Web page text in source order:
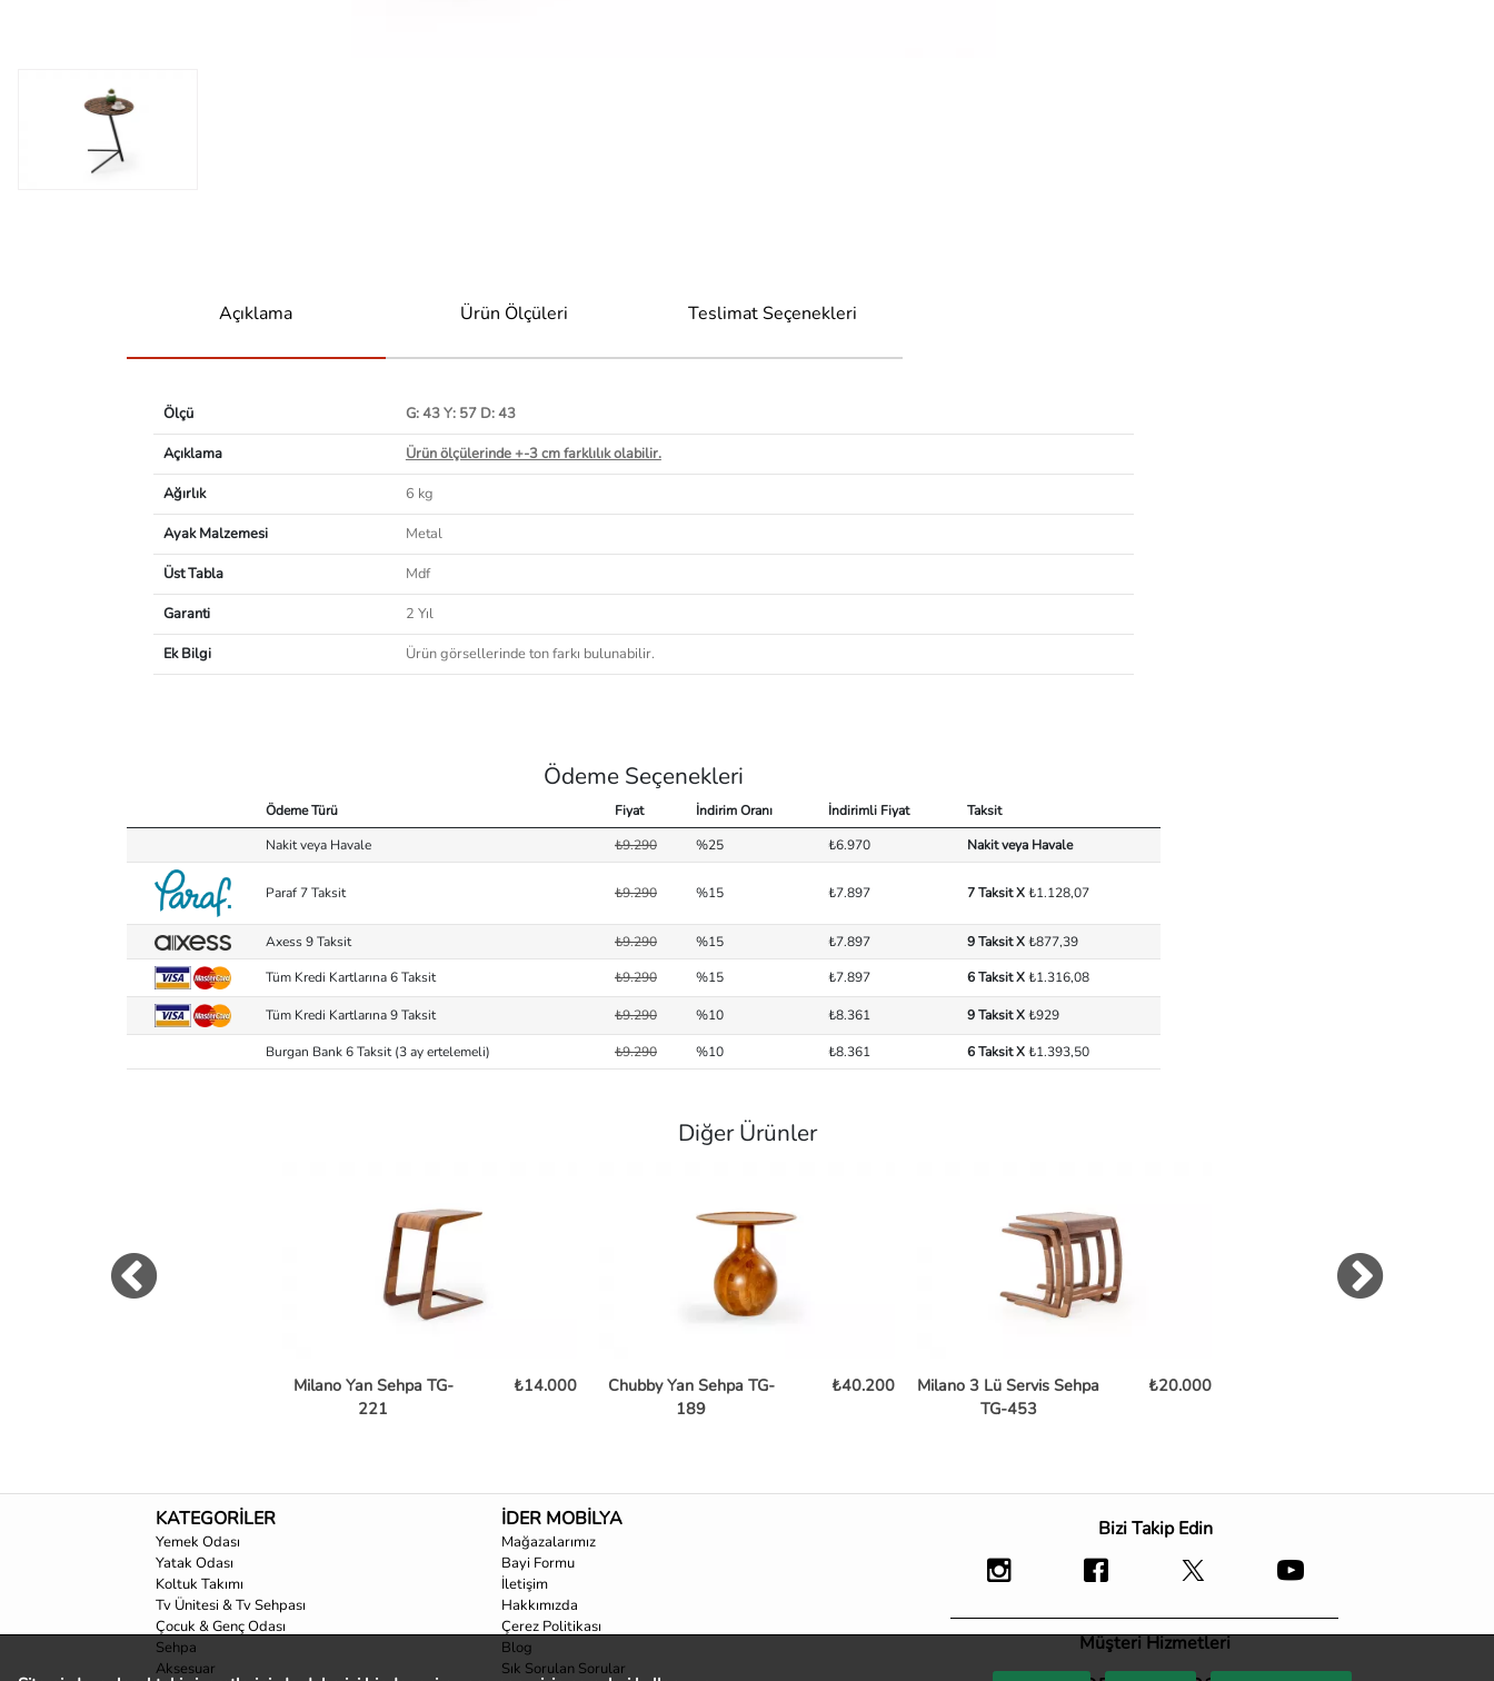
Açıklama Ürün Ölçüleri Teslimat Seçenekleri
Ölçü
G: 43 Y: 57 D: 43
Açıklama
Ürün ölçülerinde +-3 cm farklılık olabilir.
Ağırlık
6 kg
Ayak Malzemesi
Metal
Üst Tabla
Mdf
Garanti
2 Yıl
Ek Bilgi
Ürün görsellerinde ton farkı bulunabilir.
Ödeme Seçenekleri
Ödeme Türü Fiyat İndirim Oranı İndirimli Fiyat
Taksit
Nakit veya Havale
₺9.290 %25 ₺6.970 Nakit veya Havale
Paraf 7 Taksit ₺9.290 %15 ₺7.897 7 Taksit X₺1.128,07
Axess 9 Taksit ₺9.290 %15 ₺7.897 9 Taksit X₺877,39
Tüm Kredi Kartlarına 6 Taksit
₺9.290 %15 ₺7.897 6 Taksit X₺1.316,08
Tüm Kredi Kartlarına 9 Taksit ₺9.290 %10 ₺8.361 9 Taksit X₺929
Burgan Bank 6 Taksit (3 ay ertelemeli) ₺9.290 %10 ₺8.361 6 Taksit X₺1.393,50
Diğer Ürünler
Milano Yan Sehpa TG-
221
₺14.000
Chubby Yan Sehpa TG-
189
₺40.200
Milano 3 Lü Servis Sehpa
TG-453
₺20.000
KATEGORİLER
Yemek Odası
Yatak Odası
Koltuk Takımı
Tv Ünitesi & Tv Sehpası
Çocuk & Genç Odası
Sehpa
Aksesuar
İDER MOBİLYA
Mağazalarımız
Bayi Formu
İletişim
Hakkımızda
Çerez Politikası
Blog
Sık Sorulan Sorular
Bizi Takip Edin
Müşteri Hizmetleri